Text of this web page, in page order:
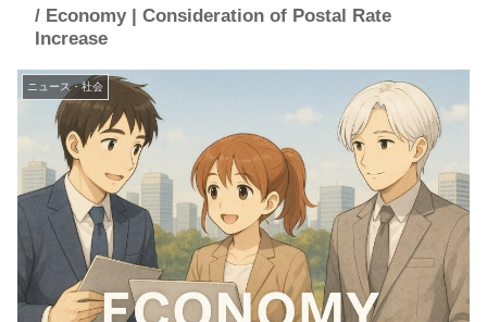
/ Economy | Consideration of Postal Rate
Increase
ニュース・社会